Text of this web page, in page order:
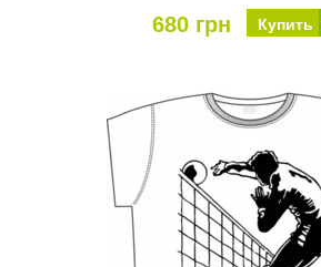
680 грн Купить